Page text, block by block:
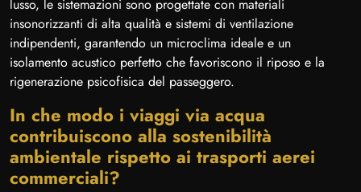
lusso, le sistemazioni sono progettate con materiali
insonorizzanti di alta qualità e sistemi di ventilazione
indipendenti, garantendo un microclima ideale e un
isolamento acustico perfetto che favoriscono il riposo e la
rigenerazione psicofisica del passeggero.
In che modo i viaggi via acqua
contribuiscono alla sostenibilità
ambientale rispetto ai trasporti aerei
commerciali?